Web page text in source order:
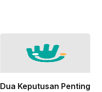
Dua Keputusan Penting